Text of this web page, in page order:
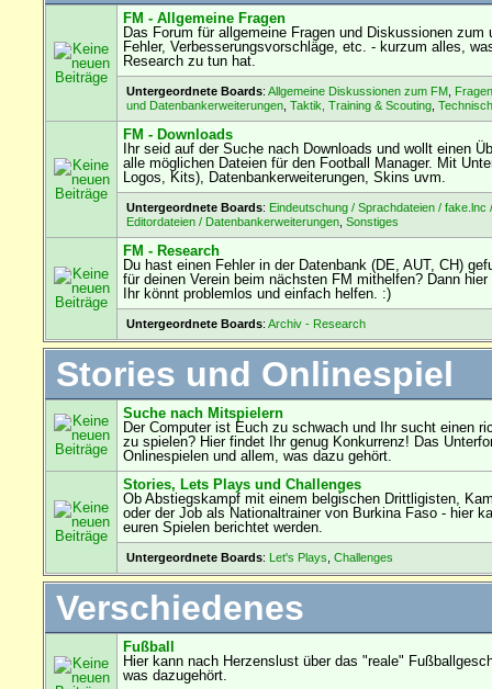
FM - Allgemeine Fragen
Das Forum für allgemeine Fragen und Diskussionen zum
Fehler, Verbesserungsvorschläge, etc. - kurzum alles,
Research zu tun hat.
Untergeordnete Boards: Allgemeine Diskussionen zum FM,
und Datenbankerweiterungen, Taktik, Training & Scouting,
FM - Downloads
Ihr seid auf der Suche nach Downloads und wollt einen
alle möglichen Dateien für den Football Manager. Mit
Logos, Kits), Datenbankerweiterungen, Skins uvm.
Untergeordnete Boards: Eindeutschung / Sprachdateien / fake.lnc
Editordateien / Datenbankerweiterungen, Sonstiges
FM - Research
Du hast einen Fehler in der Datenbank (DE, AUT, CH)
für deinen Verein beim nächsten FM mithelfen? Dann
Ihr könnt problemlos und einfach helfen. :)
Untergeordnete Boards: Archiv - Research
Stories und Onlinespiel
Suche nach Mitspielern
Der Computer ist Euch zu schwach und Ihr sucht einen
zu spielen? Hier findet Ihr genug Konkurrenz! Das
Onlinespielen und allem, was dazu gehört.
Stories, Lets Plays und Challenges
Ob Abstiegskampf mit einem belgischen Drittligisten,
oder der Job als Nationaltrainer von Burkina Faso - hier
euren Spielen berichtet werden.
Untergeordnete Boards: Let's Plays Challenges
Verschiedenes
Fußball
Hier kann nach Herzenslust über das "reale"
was dazugehört.